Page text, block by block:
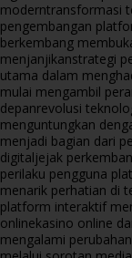
moderntransformasi
pengembangan
berkembang
menjanjikanstrategi
utama dalam
mulai mengambil
depanrevolusi
menguntungkan
menjadi bagian dari
digitaljejak
perilaku pengguna
menarik perhatian di
platform interaktif
onlinekasino online
mengalami perubahan